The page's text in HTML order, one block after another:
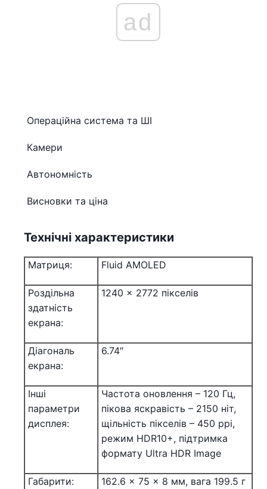
ad
Операційна система та ШІ
Камери
Автономність
Висновки та ціна
Технічні характеристики
Матриця: Fluid AMOLED
Роздільна
здатність
екрана:
1240 x 2772 пікселів
Діагональ
екрана:
6.74″
Інші
параметри
дисплея:
Частота оновлення – 120 Гц,
пікова яскравість – 2150 ніт,
щільність пікселів – 450 ppi,
режим HDR10+, підтримка
формату Ultra HDR Image
Габарити: 162.6 x 75 x 8 мм, вага 199.5 г